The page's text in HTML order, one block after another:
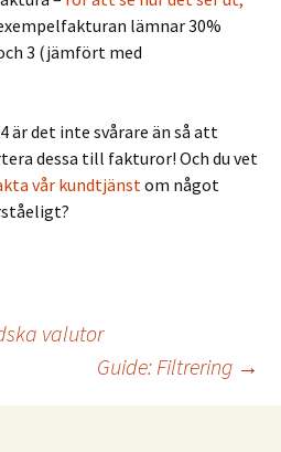
lämnar 30%
3 (jämfört med
är det inte svårare än så att
dessa till fakturor! Och du vet
vår kundtjänst om något
valutor
Guide: Filtrering →